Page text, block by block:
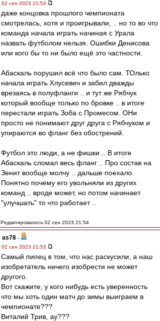
02 сен 2023 21:53
даже концовка прошлого чемпионата
смотрелась, хотя и проигрывали, .. но то во что
команда начала играть начиная с Урала
назвать футболом нельзя. Ошибки Денисова
или кого бы то ни было ещё это частности.
Абаскаль порушил всё что было сам. ТОлько
начала играть Хлусевич и забил дважды
врезаясь в полуфланги .. и тут же Рябчук
который вообще только по бровке .. в итоге
перестали играть Зоба с Промесом. ОНи
просто не понимают друг друга с Рябчуком и
упираются во фланг без обострений.
Футбол это люди, а не фишки .. В итоге
Абаскаль сломал весь фланг .. Про состав на
Зенит вообще молчу .. дальше поехало.
Понятно почему его увольняли из других
команд .. вроде может, но потом начинает
"улучшать" то что работает ..
Редактировалось 02 сен 2023 21:54
as78 -
02 сен 2023 21:53
Самый пипец в том, что нас раскусили, а наш
изобретатель ничего изобрести не может
другого.
Вот скажите, у кого нибудь есть уверенность
что мы хоть один матч до зимы выиграем в
чемпионате???
Виталий Трив, ау???